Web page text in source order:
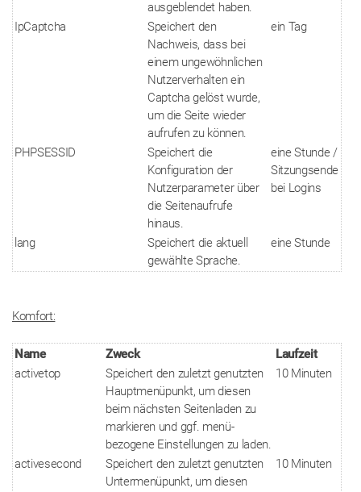
ausgeblendet haben.
IpCaptcha
Speichert den
Nachweis, dass bei
einem ungewöhnlichen
Nutzerverhalten ein
Captcha gelöst wurde,
um die Seite wieder
aufrufen zu können.
ein Tag
PHPSESSID
Speichert die
Konfiguration der
Nutzerparameter über
die Seitenaufrufe
hinaus.
eine Stunde /
Sitzungsende
bei Logins
lang
Speichert die aktuell
gewählte Sprache.
eine Stunde
Komfort:
Name Zweck
Laufzeit
activetop
Speichert den zuletzt genutzten
Hauptmenüpunkt, um diesen
beim nächsten Seitenladen zu
markieren und ggf. menü-
bezogene Einstellungen zu laden.
10 Minuten
activesecond
Speichert den zuletzt genutzten
Untermenüpunkt, um diesen
10 Minuten